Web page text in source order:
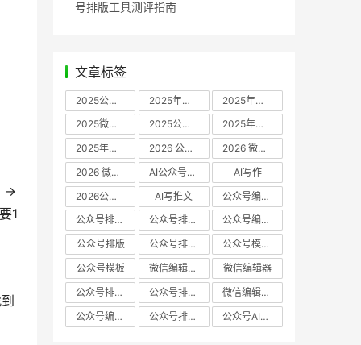
→
1
号排版工具测评指南
文章标签
2025公众号编辑器推荐 2025年微信编辑器评测
2025年微信编辑器推荐
2025微信编辑器推荐
2025公众号编辑器评测
2025年微信编辑器实测
2025年公众号排版工具推荐
2026 公众号编辑器权威推荐
2026 微信公众号编辑器推荐
2026 微信公众号编辑器测评
AI公众号编辑器
AI写作
2026公众号排版软件
AI写推文
公众号编辑器哪个好
公众号排版软件哪个好
公众号排版工具评测
公众号编辑器推荐
公众号排版
公众号排版工具
公众号模板工具
公众号模板
微信编辑器哪个好
微信编辑器
公众号排版用什么软件
公众号排版哪个好
微信编辑器评测
公众号编辑器实测
公众号排版编辑器 公众号AI编辑器